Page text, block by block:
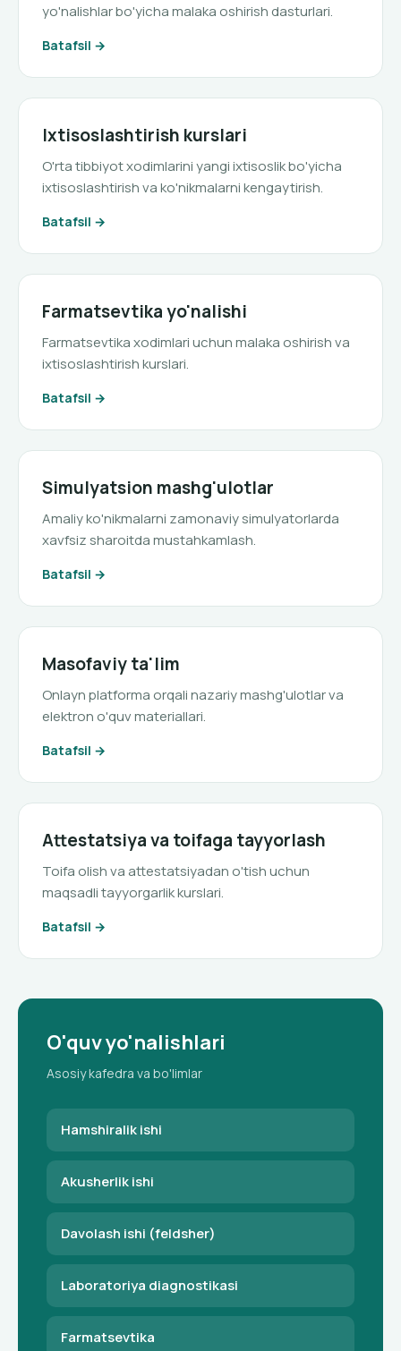
yo'nalishlar bo'yicha malaka oshirish dasturlari.
Batafsil
Ixtisoslashtirish kurslari
O'rta tibbiyot xodimlarini yangi ixtisoslik bo'yicha
ixtisoslashtirish va ko'nikmalarni kengaytirish.
Batafsil
Farmatsevtika yo'nalishi
Farmatsevtika xodimlari uchun malaka oshirish va
ixtisoslashtirish kurslari.
Batafsil
Simulyatsion mashg'ulotlar
Amaliy ko'nikmalarni zamonaviy simulyatorlarda
xavfsiz sharoitda mustahkamlash.
Batafsil
Masofaviy ta'lim
Onlayn platforma orqali nazariy mashg'ulotlar va
elektron o'quv materiallari.
Batafsil
Attestatsiya va toifaga tayyorlash
Toifa olish va attestatsiyadan o'tish uchun
maqsadli tayyorgarlik kurslari.
Batafsil
O'quv yo'nalishlari
Asosiy kafedra va bo'limlar
Hamshiralik ishi
Akusherlik ishi
Davolash ishi (feldsher)
Laboratoriya diagnostikasi
Farmatsevtika